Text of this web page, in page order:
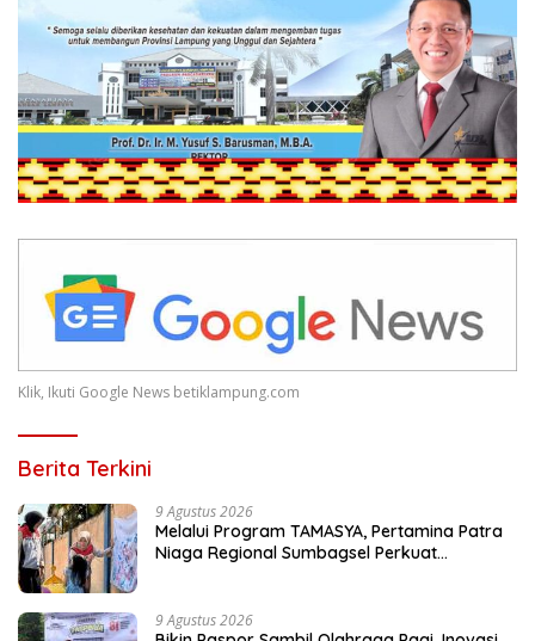
Klik, Ikuti Google News betiklampung.com
Berita Terkini
9 Agustus 2026
Melalui Program TAMASYA, Pertamina Patra
Niaga Regional Sumbagsel Perkuat
9 Agustus 2026